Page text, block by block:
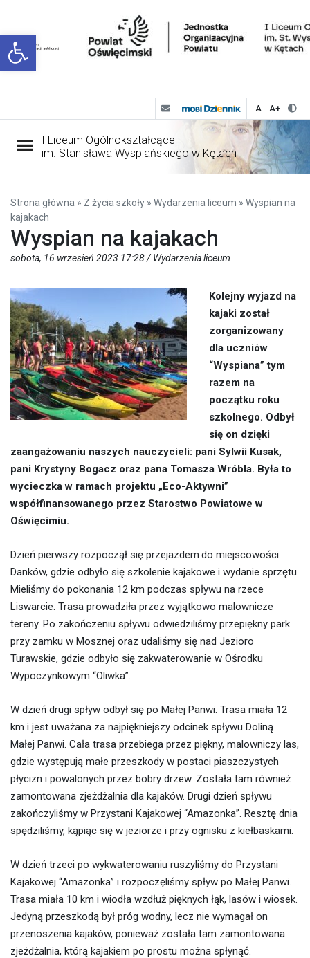
Open toolbar
A A+
I Liceum Ogólnokształcące
im. Stanisława Wyspiańskiego w Kętach
Strona główna » Z życia szkoły » Wydarzenia liceum » Wyspian na
kajakach
Wyspian na kajakach
sobota, 16 wrzesień 2023 17:28 / Wydarzenia liceum
Kolejny wyjazd na
kajaki został
zorganizowany
dla uczniów
“Wyspiana” tym
razem na
początku roku
szkolnego. Odbył
się on dzięki
zaangażowaniu naszych nauczycieli: pani Sylwii Kusak,
pani Krystyny Bogacz oraz pana Tomasza Wróbla. Była to
wycieczka w ramach projektu „Eco-Aktywni”
współfinansowanego przez Starostwo Powiatowe w
Oświęcimiu.
Dzień pierwszy rozpoczął się przejazdem do miejscowości
Danków, gdzie odbyło się szkolenie kajakowe i wydanie sprzętu.
Mieliśmy do pokonania 12 km podczas spływu na rzece
Liswarcie. Trasa prowadziła przez wyjątkowo malownicze
tereny. Po zakończeniu spływu odwiedziliśmy przepiękny park
przy zamku w Mosznej oraz udaliśmy się nad Jezioro
Turawskie, gdzie odbyło się zakwaterowanie w Ośrodku
Wypoczynkowym “Oliwka”.
W dzień drugi spływ odbył się po Małej Panwi. Trasa miała 12
km i jest uważana za najpiękniejszy odcinek spływu Doliną
Małej Panwi. Cała trasa przebiega przez piękny, malowniczy las,
gdzie występują małe przeszkody w postaci piaszczystych
płycizn i powalonych przez bobry drzew. Została tam również
zamontowana zjeżdżalnia dla kajaków. Drugi dzień spływu
zakończyliśmy w Przystani Kajakowej “Amazonka”. Resztę dnia
spędziliśmy, kąpiąc się w jeziorze i przy ognisku z kiełbaskami.
W dzień trzeci po wykwaterowaniu ruszyliśmy do Przystani
Kajakowej “Amazonka” i rozpoczęliśmy spływ po Małej Panwi.
Trasa miała 10 km i wiodła wzdłuż pięknych łąk, lasów i wiosek.
Jedyną przeszkodą był próg wodny, lecz nie wymagał on
przenoszenia kajaków, ponieważ została tam zamontowana
zjeżdżalnia, którą kajakiem po prostu można spłynąć.